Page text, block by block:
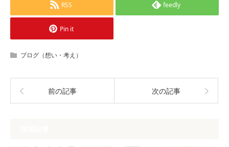
RSS feedly
Pin it
ブログ（想い・考え）
前の記事 次の記事